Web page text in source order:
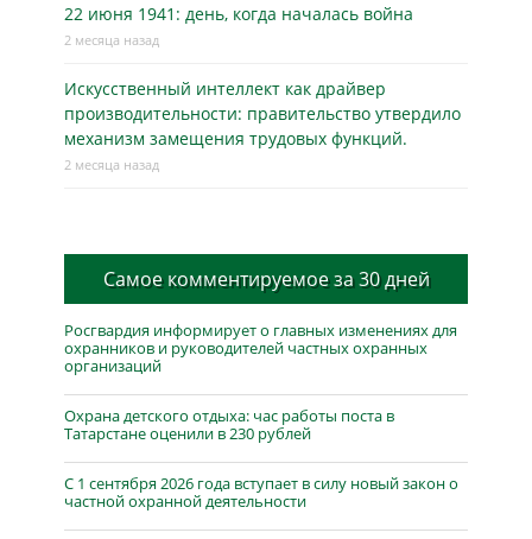
22 июня 1941: день, когда началась война
2 месяца назад
Искусственный интеллект как драйвер
производительности: правительство утвердило
механизм замещения трудовых функций.
2 месяца назад
Самое комментируемое за 30 дней
Росгвардия информирует о главных изменениях для
охранников и руководителей частных охранных
организаций
Охрана детского отдыха: час работы поста в
Татарстане оценили в 230 рублей
С 1 сентября 2026 года вступает в силу новый закон о
частной охранной деятельности